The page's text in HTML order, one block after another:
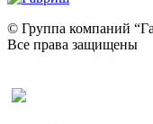
Ревень
Рукола
Рута
© Группа компаний
Все права защищены